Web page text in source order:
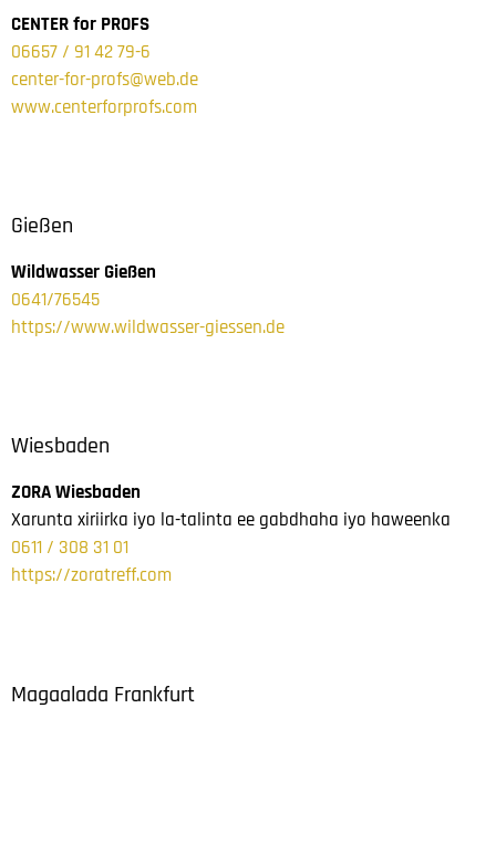
CENTER for PROFS
06657 / 91 42 79-6
center-for-profs@web.de
www.centerforprofs.com
Gießen
Wildwasser Gießen
0641/76545
https://www.wildwasser-giessen.de
Wiesbaden
ZORA Wiesbaden
Xarunta xiriirka iyo la-talinta ee gabdhaha iyo haweenka
0611 / 308 31 01
https://zoratreff.com
Magaalada Frankfurt